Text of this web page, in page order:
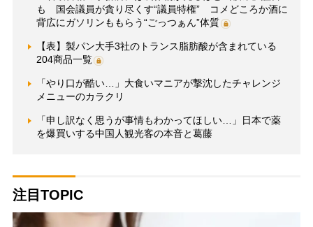
も 国会議員が貪り尽くす“議員特権” コメどころか酒に
背広にガソリンももらう“ごっつぁん”体質
【表】製パン大手3社のトランス脂肪酸が含まれている
204商品一覧
「やり口が酷い…」大食いマニアが撃沈したチャレンジ
メニューのカラクリ
「申し訳なく思うが事情もわかってほしい…」日本で薬
を爆買いする中国人観光客の本音と葛藤
注目TOPIC